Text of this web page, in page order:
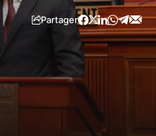
Partager